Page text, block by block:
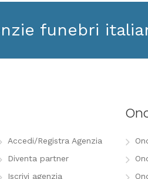
funebri
Accedi/Registra Agenzia
Diventa partner
Iscrivi agenzia